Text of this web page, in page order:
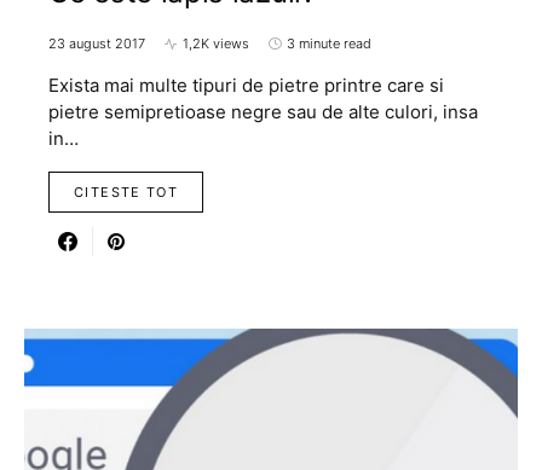
23 august 2017 1,2K views 3 minute read
Exista mai multe tipuri de pietre printre care si
pietre semipretioase negre sau de alte culori, insa
in…
CITESTE TOT